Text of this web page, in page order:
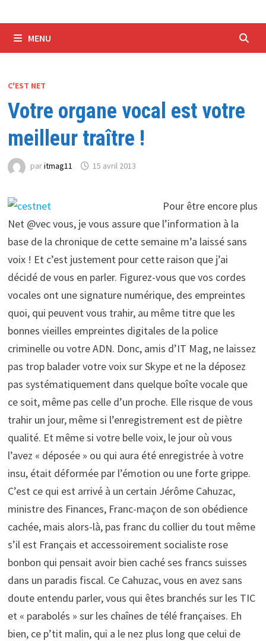
MENU
C'EST NET
Votre organe vocal est votre
meilleur traître !
paritmag11 15 avril 2013
Pour être encore plus
Net @vec vous, je vous assure que l’information à la
base de la chronique de cette semaine m’a laissé sans
voix ! Et c’est justement pour cette raison que j’ai
décidé de vous en parler. Figurez-vous que vos cordes
vocales ont une signature numérique, des empreintes
quoi, qui peuvent vous trahir, au même titre que les
bonnes vieilles empreintes digitales de la police
criminelle ou votre ADN. Donc, amis d’IT Mag, ne laissez
pas trop balader votre voix sur Skype et ne la déposez
pas systématiquement dans quelque boîte vocale que
ce soit, même pas celle d’un proche. Elle risque de vous
trahir un jour, même si l’enregistrement est de piètre
qualité. Et même si votre belle voix, le jour où vous
l’avez « déposée » ou qui aura été enregistrée à votre
insu, était déformée par l’émotion ou une forte grippe.
C’est ce qui est arrivé à un certain Jérôme Cahuzac,
ministre des Finances, Franc-maçon de son obédience
cachée, mais alors-là, pas franc du collier du tout même
s’il est Français et accessoirement socialiste rose
bonbon qui pensait avoir bien caché ses francs suisses
dans un paradis fiscal. Ce Cahuzac, vous en avez sans
doute entendu parler, vous qui êtes branchés sur les TIC
et « parabolés » sur les chaînes de télé françaises. Eh
bien, ce p’tit malin, qui a le nez plus long que celui de